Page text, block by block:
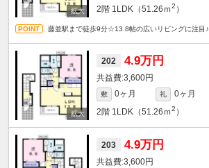
2階 1LDK（51.26ｍ2 ）
藤並駅まで徒歩9分☆13.8帖の広いリビングに注目♪
202 4.9万円
3,600円
敷 0ヶ月 礼
0ヶ月
2階 1LDK（51.26ｍ2 ）
203 4.9万円
3,600円